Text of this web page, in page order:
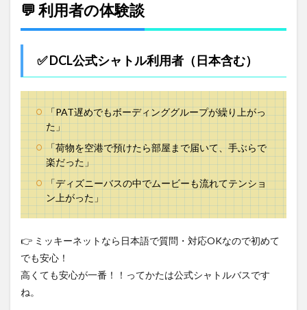
💬 利用者の体験談
✅ DCL公式シャトル利用者（日本含む）
「PAT遅めでもボーディンググループが繰り上がっ
た」
「荷物を空港で預けたら部屋まで届いて、手ぶらで
楽だった」
「ディズニーバスの中でムービーも流れてテンショ
ン上がった」
👉 ミッキーネットなら日本語で質問・対応OKなので初めて
でも安心！
高くても安心が一番！！ってかたは公式シャトルバスです
ね。